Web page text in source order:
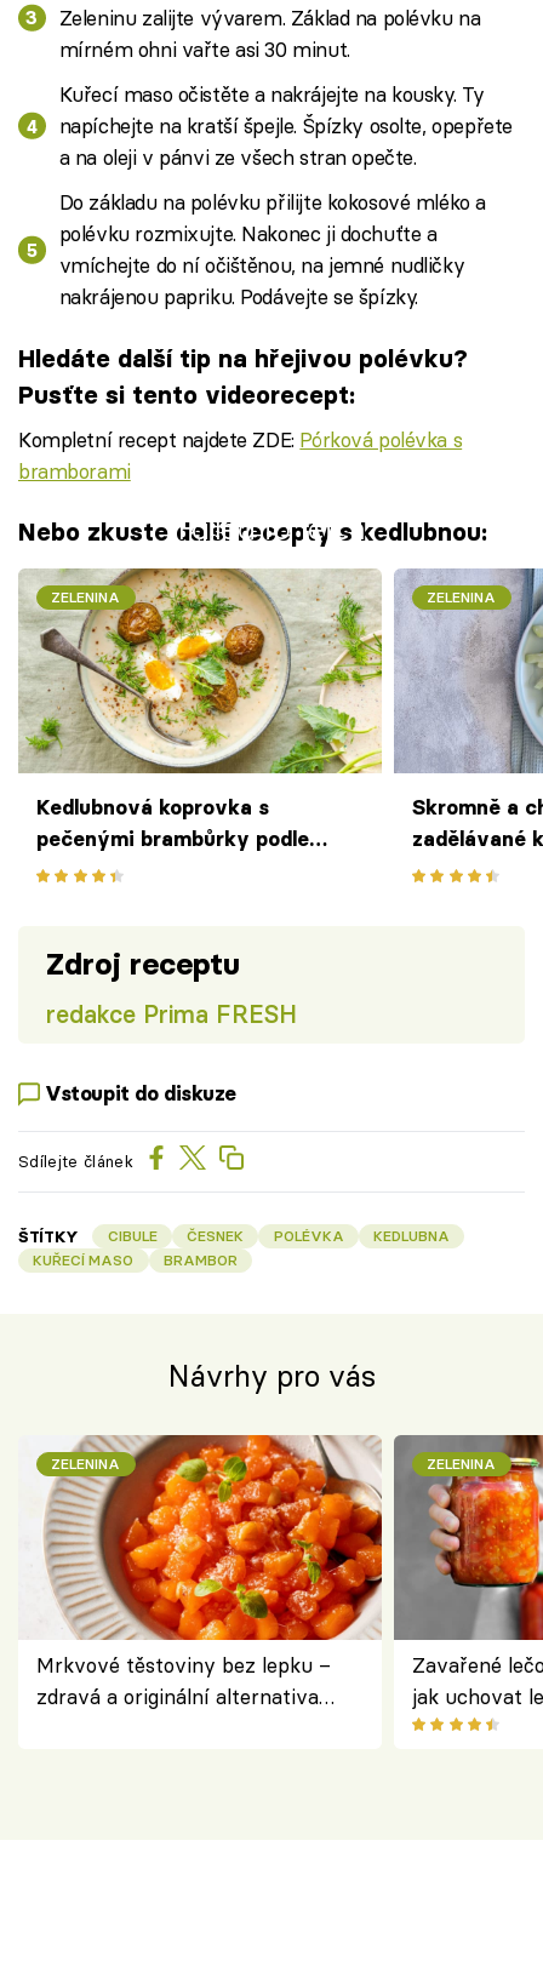
Zeleninu zalijte vývarem. Základ na polévku na
mírném ohni vařte asi 30 minut.
Kuřecí maso očistěte a nakrájejte na kousky. Ty
napíchejte na kratší špejle. Špízky osolte, opepřete
a na oleji v pánvi ze všech stran opečte.
Do základu na polévku přilijte kokosové mléko a
polévku rozmixujte. Nakonec ji dochuťte a
vmíchejte do ní očištěnou, na jemné nudličky
nakrájenou papriku. Podávejte se špízky.
Hledáte další tip na hřejivou polévku?
Pusťte si tento videorecept:
Kompletní recept najdete ZDE: Pórková polévka s
bramborami
Failed to fetch
Nebo zkuste další recepty s kedlubnou:
ZELENINA
Kedlubnová koprovka s
pečenými brambůrky podle
Inspired Kitchen
ZELENINA
Skromně a
zadělávané
a vejcem
Zdroj receptu
redakce Prima FRESH
Vstoupit do diskuze
Sdílejte článek
ŠTÍTKY CIBULE ČESNEK POLÉVKA
KEDLUBNA
KUŘECÍ MASO
BRAMBOR
Návrhy pro vás
ZELENINA
Mrkvové těstoviny bez lepku –
zdravá a originální alternativa
ZELENINA
Zavařené
jak uchovat